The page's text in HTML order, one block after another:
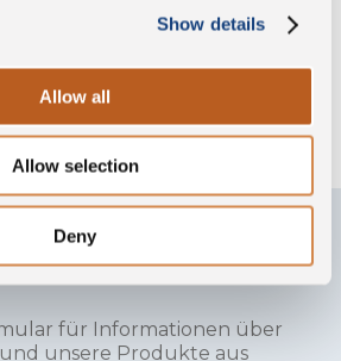
Show details
Allow all
Allow selection
Deny
uns
für Informationen über
unsere Produkte aus